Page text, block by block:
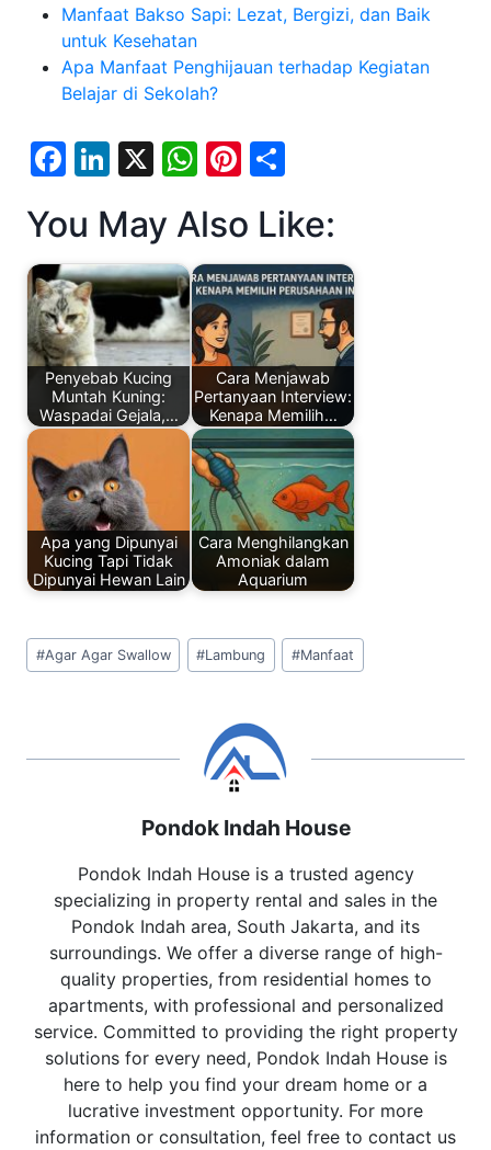
Manfaat Bakso Sapi: Lezat, Bergizi, dan Baik
untuk Kesehatan
Apa Manfaat Penghijauan terhadap Kegiatan
Belajar di Sekolah?
F
c
e
b
o
o
k
Li
k
e
dI
n
X
W
at
s
A
p
p
Pi
er
e
st
ar
e
You May Also Like:
Penyebab Kucing
Muntah Kuning:
Waspadai Gejala,…
Cara Menjawab
Pertanyaan Interview:
Kenapa Memilih…
Apa yang Dipunyai
Kucing Tapi Tidak
Dipunyai Hewan Lain
Cara Menghilangkan
Amoniak dalam
Aquarium
Post
Tags:
#Agar Agar Swallow #Lambung #Manfaat
Pondok Indah House
Pondok Indah House is a trusted agency
specializing in property rental and sales in the
Pondok Indah area, South Jakarta, and its
surroundings. We offer a diverse range of high-
quality properties, from residential homes to
apartments, with professional and personalized
service. Committed to providing the right property
solutions for every need, Pondok Indah House is
here to help you find your dream home or a
lucrative investment opportunity. For more
information or consultation, feel free to contact us